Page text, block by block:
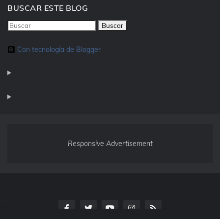
BUSCAR ESTE BLOG
Con tecnología de Blogger
Responsive Advertisement